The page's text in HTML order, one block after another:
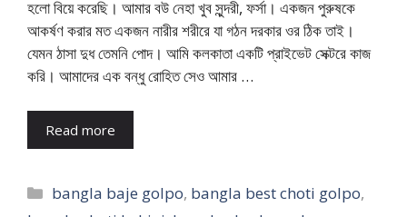
হলো বিয়ে করেছি। আমার বউ নেহা খুব সুন্দরী, ফর্সা। একজন পুরুষকে
আকর্ষণ করার মত একজন নারীর শরীরে যা গঠন দরকার ওর ঠিক তাই।
যেমন ঠাসা দুধ তেমনি পোদ। আমি কলকাতা একটি প্রাইভেট সেক্টরে কাজ
করি। আমাদের এক বন্ধু রোহিত সেও আমার …
Read more
Categories
bangla baje golpo, bangla best choti golpo,